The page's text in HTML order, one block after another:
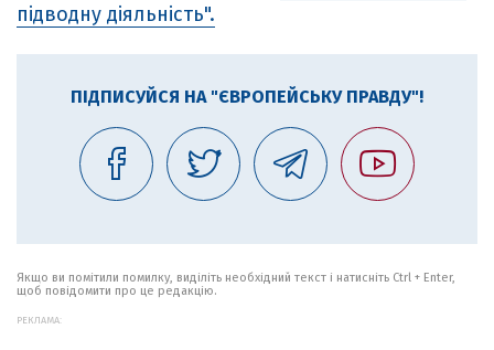
підводну діяльність".
ПІДПИСУЙСЯ НА "ЄВРОПЕЙСЬКУ ПРАВДУ"!
Якщо ви помітили помилку, виділіть необхідний текст і натисніть Ctrl + Enter,
щоб повідомити про це редакцію.
РЕКЛАМА: